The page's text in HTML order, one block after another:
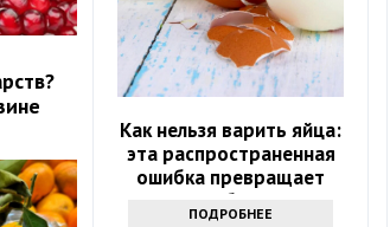
Как нельзя варить яйца:
эта распространенная
ошибка превращает
полезное блюдо в яд
ПОДРОБНЕЕ